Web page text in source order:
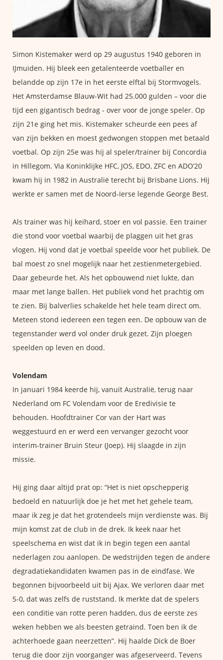
Simon Kistemaker werd op 29 augustus 1940 geboren in
IJmuiden. Hij bleek een getalenteerde voetballer en
belandde op zijn 17e in het eerste elftal bij Stormvogels.
Het Amsterdamse Blauw-Wit had 25.000 gulden – voor die
tijd een gigantisch bedrag - over voor de jonge speler. Op
zijn 21e ging het mis. Kistemaker scheurde een pees af
van zijn bekken en moest gedwongen stoppen met betaald
voetbal. Op zijn 25e was hij al speler/trainer bij Concordia
in Hillegom. Via Koninklijke HFC, JOS, EDO, ZFC en ADO’20
kwam hij in 1982 in Australië terecht bij Brisbane Lions. Hij
werkte er samen met de Noord-Ierse legende George Best.
Als trainer was hij keihard, stoer en vol passie. Een trainer
die stond voor voetbal waarbij de plaggen uit het gras
vlogen. Hij vond dat je voetbal speelde voor het publiek. De
bal moest zo snel mogelijk naar het zestienmetergebied.
Daar gebeurde het. Als het opbouwend niet lukte, dan
maar met lange ballen. Het publiek vond het prachtig om
te zien. Bij balverlies schakelde het hele team direct om.
Meteen stond iedereen een tegen een. De opbouw van de
tegenstander werd vol onder druk gezet. Zijn ploegen
speelden op leven en dood.
Volendam
In januari 1984 keerde hij, vanuit Australië, terug naar
Nederland om FC Volendam voor de Eredivisie te
behouden. Hoofdtrainer Cor van der Hart was
weggestuurd en er werd een vervanger gezocht voor
interim-trainer Bruin Steur (Joep). Hij slaagde in zijn
missie.
Hij ging daar altijd prat op: “Het is niet opschepperig
bedoeld en natuurlijk doe je het met het gehele team,
maar ik zeg je dat het grotendeels mijn verdienste was. Bij
mijn komst zat de club in de drek. Ik keek naar het
speelschema en wist dat ik in begin tegen een aantal
nederlagen zou aanlopen. De wedstrijden tegen de andere
degradatiekandidaten kwamen pas in de eindfase. We
begonnen bijvoorbeeld uit bij Ajax. We verloren daar met
5-0, dat was zelfs de ruststand. Ik merkte dat de spelers
een conditie van rotte peren hadden, dus de eerste zes
weken hebben we als beesten getraind. Toen ben ik de
achterhoede gaan neerzetten”. Hij haalde Dick de Boer
terug die door zijn voorganger was afgeserveerd. Tevens